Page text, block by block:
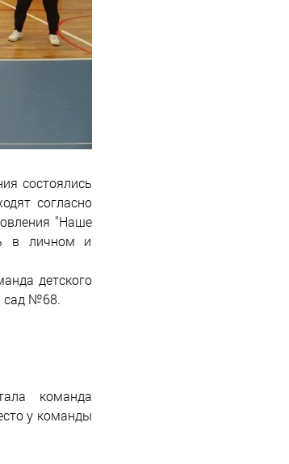
состоялись
согласно
"Наше
в личном и
детского
сад №68.
команда
у команды